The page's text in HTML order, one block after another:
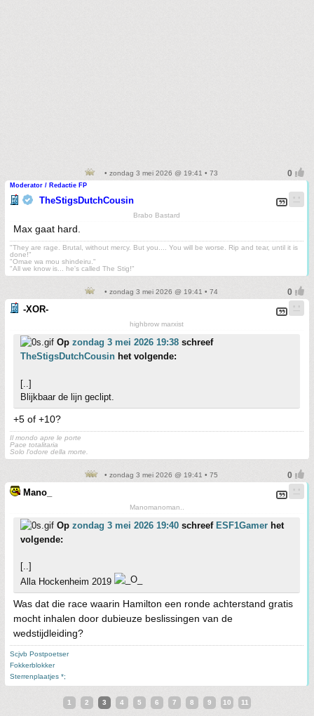
• zondag 3 mei 2026 @ 19:41 • 73
Moderator / Redactie FP
TheStigsDutchCousin
Brabo Bastard
Max gaat hard.
"They are rage. Brutal, without mercy. But you.... You will be worse. Rip and tear, until it is
done!"
"Omae wa mou shindeiru."
"All we know is... he's called The Stig!"
• zondag 3 mei 2026 @ 19:41 • 74
-XOR-
highbrow marxist
Op zondag 3 mei 2026 19:38 schreef
TheStigsDutchCousin het volgende:
[..]
Blijkbaar de lijn geclipt.
+5 of +10?
Il mondo apre le porte
Pace totalitaria
Solo l'odore della morte.
• zondag 3 mei 2026 @ 19:41 • 75
Mano_
Manomanoman..
Op zondag 3 mei 2026 19:40 schreef ESF1Gamer het
volgende:
[..]
Alla Hockenheim 2019
Was dat die race waarin Hamilton een ronde achterstand gratis
mocht inhalen door dubieuze beslissingen van de
wedstijdleiding?
Scjvb Postpoetser
Fokkerblokker
Sterrenplaatjes *;
1 2 3 4 5 6 7 8 9 10 11